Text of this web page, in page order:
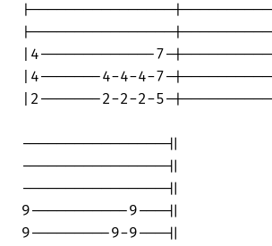
|----------------
|----------------
|4-------------7-
|4-------4-4-4-7-
|2-------2-2-2-5-
----------------||
----------------||
----------------||
9-----------9---||
9---------9-9---||